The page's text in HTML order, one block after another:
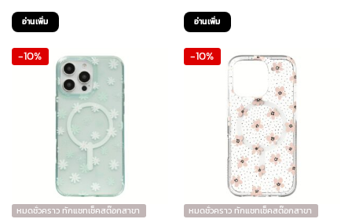
price
was:
1,490 ฿.1,341 ฿.
อ่านเพิ่ม
price
was:
1,490 ฿.1,341 ฿.
อ่านเพิ่ม
-10%
หมดชั่วคราว ทักแชทเช็คสต๊อกสาขา
-10%
หมดชั่วคราว ทักแชทเช็คสต๊อกสาขา